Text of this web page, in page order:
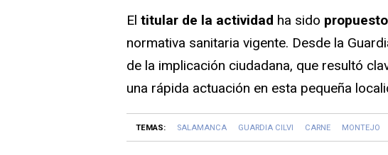
El titular de la actividad ha sido
normativa sanitaria vigente. Desde la
de la implicación ciudadana, que resultó
una rápida actuación en esta pequeña
TEMAS: SALAMANCA GUARDIA CILVI CARNE MONTEJO